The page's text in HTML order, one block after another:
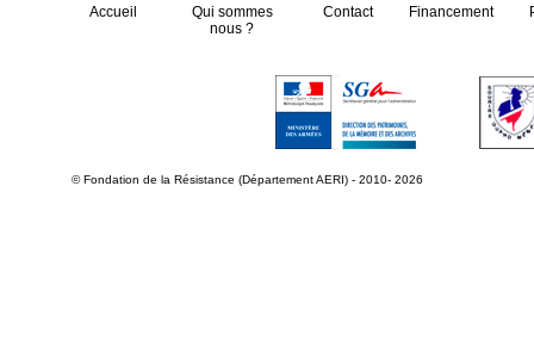
Accueil
Qui sommes
nous ?
Contact Financement
© Fondation de la Résistance (Département AERI) - 2010- 2026